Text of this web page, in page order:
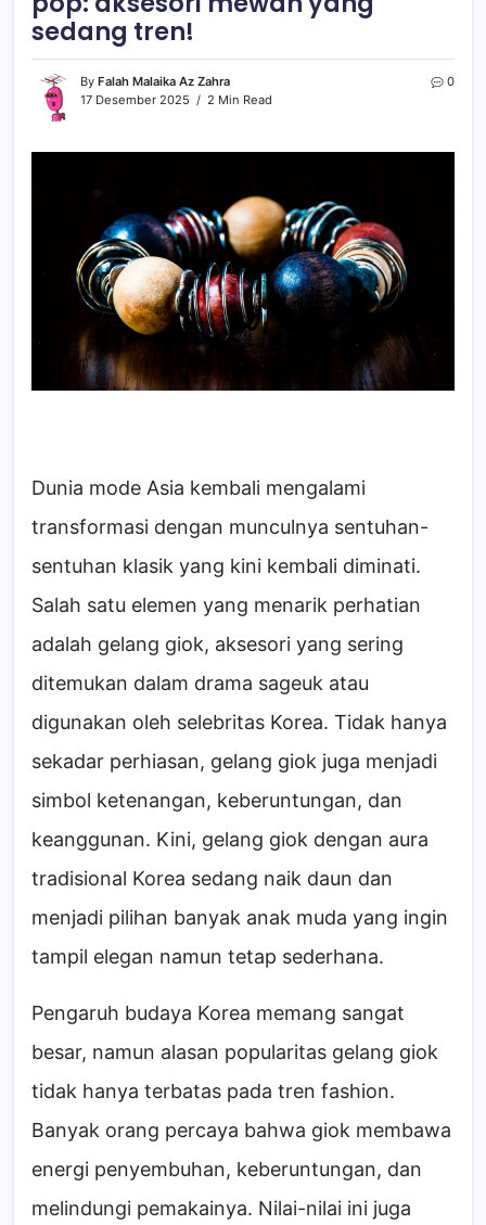
sedang tren!
By Falah Malaika Az Zahra
17 Desember 2025
2 Min Read
0
Dunia mode Asia kembali mengalami
transformasi dengan munculnya sentuhan-
sentuhan klasik yang kini kembali diminati.
Salah satu elemen yang menarik perhatian
adalah gelang giok, aksesori yang sering
ditemukan dalam drama sageuk atau
digunakan oleh selebritas Korea. Tidak hanya
sekadar perhiasan, gelang giok juga menjadi
simbol ketenangan, keberuntungan, dan
keanggunan. Kini, gelang giok dengan aura
tradisional Korea sedang naik daun dan
menjadi pilihan banyak anak muda yang ingin
tampil elegan namun tetap sederhana.
Pengaruh budaya Korea memang sangat
besar, namun alasan popularitas gelang giok
tidak hanya terbatas pada tren fashion.
Banyak orang percaya bahwa giok membawa
energi penyembuhan, keberuntungan, dan
melindungi pemakainya. Nilai-nilai ini juga